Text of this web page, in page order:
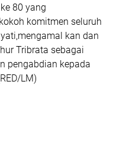
80 yang
komitmen seluruh
kan dan
Tribrata sebagai
pengabdian kepada
LM)